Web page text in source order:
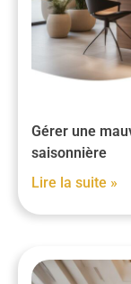
Gérer une
saisonnière
Lire la suite »